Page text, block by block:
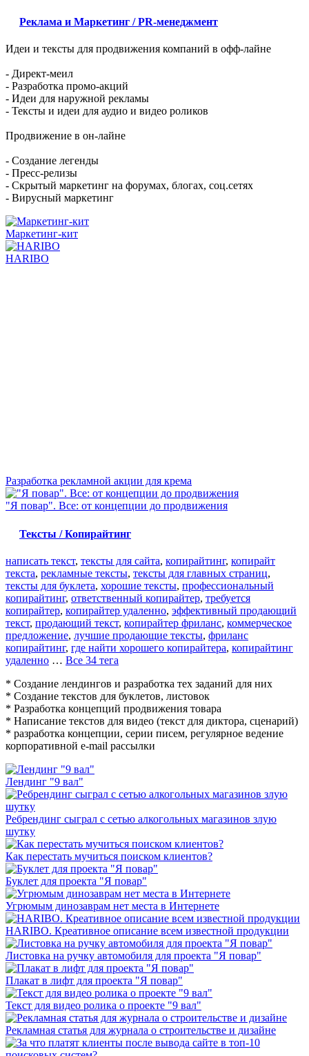
Реклама и Маркетинг / PR-менеджмент
Идеи и тексты для продвижения компаний в офф-лайне
- Директ-меил
- Разработка промо-акций
- Идеи для наружной рекламы
- Тексты и идеи для аудио и видео роликов
Продвижение в он-лайне
- Создание легенды
- Пресс-релизы
- Скрытый маркетинг на форумах, блогах, соц.сетях
- Вирусный маркетинг
Маркетинг-кит
HARIBO
Разработка рекламной акции для крема
"Я повар". Все: от концепции до продвижения
Тексты / Копирайтинг
написать текст, тексты для сайта, копирайтинг, копирайт
текста, рекламные тексты, тексты для главных страниц,
тексты для буклета, хорошие тексты, профессиональный
копирайтинг, ответственный копирайтер, требуется
копирайтер, копирайтер удаленно, эффективный продающий
текст, продающий текст, копирайтер фриланс, коммерческое
предложение, лучшие продающие тексты, фриланс
копирайтинг, где найти хорошего копирайтера, копирайтинг
удаленно … Все 34 тега
* Создание лендингов и разработка тех заданий для них
* Создание текстов для буклетов, листовок
* Разработка концепций продвижения товара
* Написание текстов для видео (текст для диктора, сценарий)
* разработка концепции, серии писем, регулярное ведение
корпоративной e-mail рассылки
Лендинг "9 вал"
Ребрендинг сыграл с сетью алкогольных магазинов злую
шутку
Как перестать мучиться поиском клиентов?
Буклет для проекта "Я повар"
Угрюмым динозаврам нет места в Интернете
HARIBO. Креативное описание всем известной продукции
Листовка на ручку автомобиля для проекта "Я повар"
Плакат в лифт для проекта "Я повар"
Текст для видео ролика о проекте "9 вал"
Рекламная статья для журнала о строительстве и дизайне